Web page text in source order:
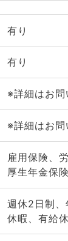
有り
有り
※詳細はお
※詳細はお
雇用保険、
厚生年金保険
週休2日制
休暇、有給